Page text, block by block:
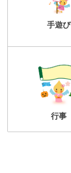
手遊び
行事